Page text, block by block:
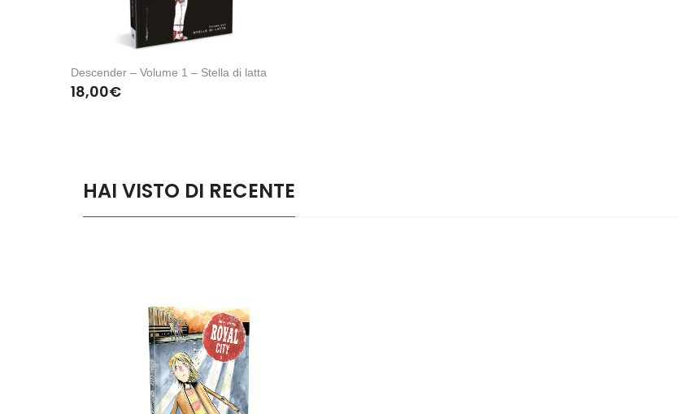
Descender – Volume 1 – Stella di latta
18,00€
HAI VISTO DI RECENTE